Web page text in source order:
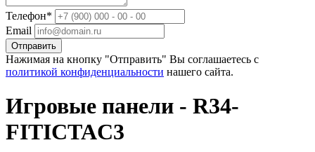
Телефон*
Email
Отправить
Нажимая на кнопку "Отправить" Вы соглашаетесь с
политикой конфиденциальности нашего сайта.
Игровые панели - R34-
FITICTAC3